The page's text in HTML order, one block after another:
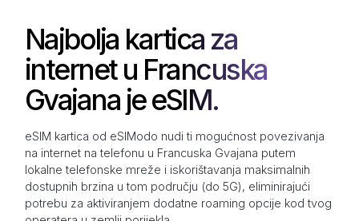
Najbolja kartica za
internet u Francuska
Gvajana je eSIM.
eSIM kartica od eSIModo nudi ti mogućnost povezivanja
na internet na telefonu u Francuska Gvajana putem
lokalne telefonske mreže i iskorištavanja maksimalnih
dostupnih brzina u tom području (do 5G), eliminirajući
potrebu za aktiviranjem dodatne roaming opcije kod tvog